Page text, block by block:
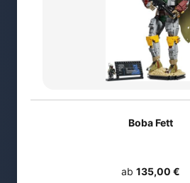
Boba Fett
ab 135,00 €